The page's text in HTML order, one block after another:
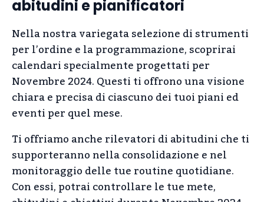
abitudini e pianificatori
Nella nostra variegata selezione di strumenti
per l’ordine e la programmazione, scoprirai
calendari specialmente progettati per
Novembre 2024. Questi ti offrono una visione
chiara e precisa di ciascuno dei tuoi piani ed
eventi per quel mese.
Ti offriamo anche rilevatori di abitudini che ti
supporteranno nella consolidazione e nel
monitoraggio delle tue routine quotidiane.
Con essi, potrai controllare le tue mete,